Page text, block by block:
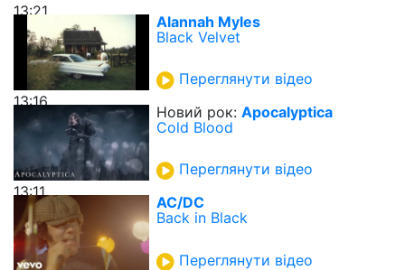
13:21
13:16
Alannah Myles
Black Velvet
Переглянути відео
13:11
Новий рок: Apocalyptica
Cold Blood
Переглянути відео
AC/DC
Back in Black
Переглянути відео